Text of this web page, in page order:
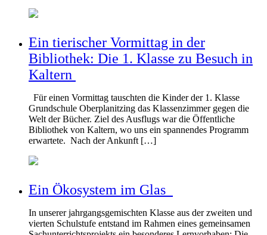
Ein tierischer Vormittag in der
Bibliothek: Die 1. Klasse zu Besuch in
Kaltern
Für einen Vormittag tauschten die Kinder der 1. Klasse
Grundschule Oberplanitzing das Klassenzimmer gegen die
Welt der Bücher. Ziel des Ausflugs war die Öffentliche
Bibliothek von Kaltern, wo uns ein spannendes Programm
erwartete. Nach der Ankunft […]
Ein Ökosystem im Glas
In unserer jahrgangsgemischten Klasse aus der zweiten und
vierten Schulstufe entstand im Rahmen eines gemeinsamen